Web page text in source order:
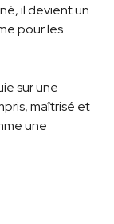
il devient un
pour les
sur une
maîtrisé et
une